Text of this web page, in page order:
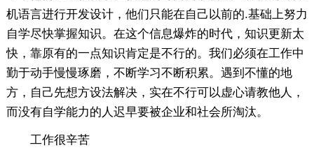
机语言进行开发设计，他们只能在自己以前的.基础上努力
自学尽快掌握知识。在这个信息爆炸的时代，知识更新太
快，靠原有的一点知识肯定是不行的。我们必须在工作中
勤于动手慢慢琢磨，不断学习不断积累。遇到不懂的地
方，自己先想方设法解决，实在不行可以虚心请教他人，
而没有自学能力的人迟早要被企业和社会所淘汰。
工作很辛苦